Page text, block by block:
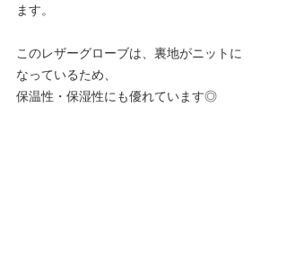
ます。
このレザーグローブは、裏地がニットに
なっているため、
保温性・保湿性にも優れています◎